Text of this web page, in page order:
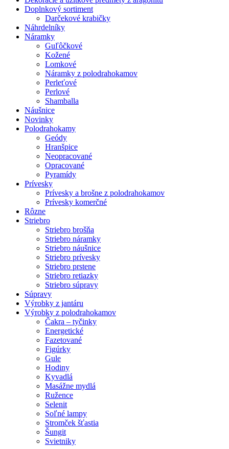
Doplnkový sortiment
Darčekové krabičky
Náhrdelníky
Náramky
Guľôčkové
Kožené
Lomkové
Náramky z polodrahokamov
Perleťové
Perlové
Shamballa
Náušnice
Novinky
Polodrahokamy
Geódy
Hranšpice
Neopracované
Opracované
Pyramídy
Prívesky
Prívesky a brošne z polodrahokamov
Prívesky komerčné
Rôzne
Striebro
Striebro brošňa
Striebro náramky
Striebro náušnice
Striebro prívesky
Striebro prstene
Striebro retiazky
Striebro súpravy
Súpravy
Výrobky z jantáru
Výrobky z polodrahokamov
Čakra – tyčinky
Energetické
Fazetované
Figúrky
Gule
Hodiny
Kyvadlá
Masážne mydlá
Ružence
Selenit
Soľné lampy
Stromček šťastia
Šungit
Svietniky